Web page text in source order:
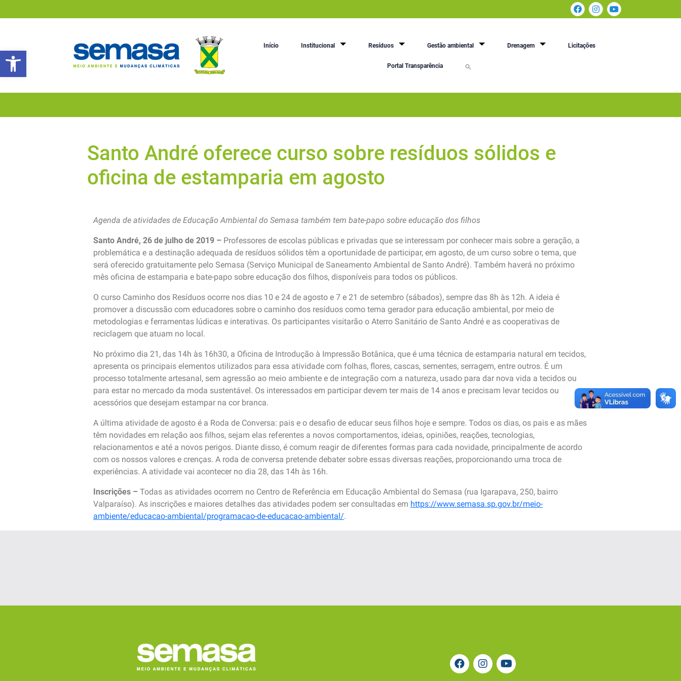
Abrir a barra de ferramentas
Início Institucional Resíduos Gestão ambiental Drenagem Licitações
Portal Transparência
Santo André oferece curso sobre resíduos sólidos e
oficina de estamparia em agosto
Agenda de atividades de Educação Ambiental do Semasa também tem bate-papo sobre educação dos filhos
Santo André, 26 de julho de 2019 – Professores de escolas públicas e privadas que se interessam por conhecer mais sobre a geração, a
problemática e a destinação adequada de resíduos sólidos têm a oportunidade de participar, em agosto, de um curso sobre o tema, que
será oferecido gratuitamente pelo Semasa (Serviço Municipal de Saneamento Ambiental de Santo André). Também haverá no próximo
mês oficina de estamparia e bate-papo sobre educação dos filhos, disponíveis para todos os públicos.
O curso Caminho dos Resíduos ocorre nos dias 10 e 24 de agosto e 7 e 21 de setembro (sábados), sempre das 8h às 12h. A ideia é
promover a discussão com educadores sobre o caminho dos resíduos como tema gerador para educação ambiental, por meio de
metodologias e ferramentas lúdicas e interativas. Os participantes visitarão o Aterro Sanitário de Santo André e as cooperativas de
reciclagem que atuam no local.
No próximo dia 21, das 14h às 16h30, a Oficina de Introdução à Impressão Botânica, que é uma técnica de estamparia natural em tecidos,
apresenta os principais elementos utilizados para essa atividade com folhas, flores, cascas, sementes, serragem, entre outros. É um
processo totalmente artesanal, sem agressão ao meio ambiente e de integração com a natureza, usado para dar nova vida a tecidos ou
para estar no mercado da moda sustentável. Os interessados em participar devem ter mais de 14 anos e precisam levar tecidos ou
acessórios que desejam estampar na cor branca.
A última atividade de agosto é a Roda de Conversa: pais e o desafio de educar seus filhos hoje e sempre. Todos os dias, os pais e as mães
têm novidades em relação aos filhos, sejam elas referentes a novos comportamentos, ideias, opiniões, reações, tecnologias,
relacionamentos e até a novos perigos. Diante disso, é comum reagir de diferentes formas para cada novidade, principalmente de acordo
com os nossos valores e crenças. A roda de conversa pretende debater sobre essas diversas reações, proporcionando uma troca de
experiências. A atividade vai acontecer no dia 28, das 14h às 16h.
Inscrições – Todas as atividades ocorrem no Centro de Referência em Educação Ambiental do Semasa (rua Igarapava, 250, bairro
Valparaíso). As inscrições e maiores detalhes das atividades podem ser consultadas em https://www.semasa.sp.gov.br/meio-
ambiente/educacao-ambiental/programacao-de-educacao-ambiental/.